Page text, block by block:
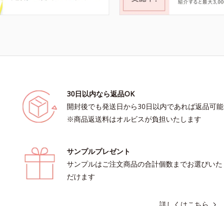
30日以内なら返品OK
開封後でも発送日から30日以内であれば返品可能
※商品返送料はオルビスが負担いたします
サンプルプレゼント
サンプルはご注文商品の合計個数までお選びいた
だけます